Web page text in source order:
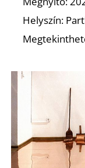
Helyszín: